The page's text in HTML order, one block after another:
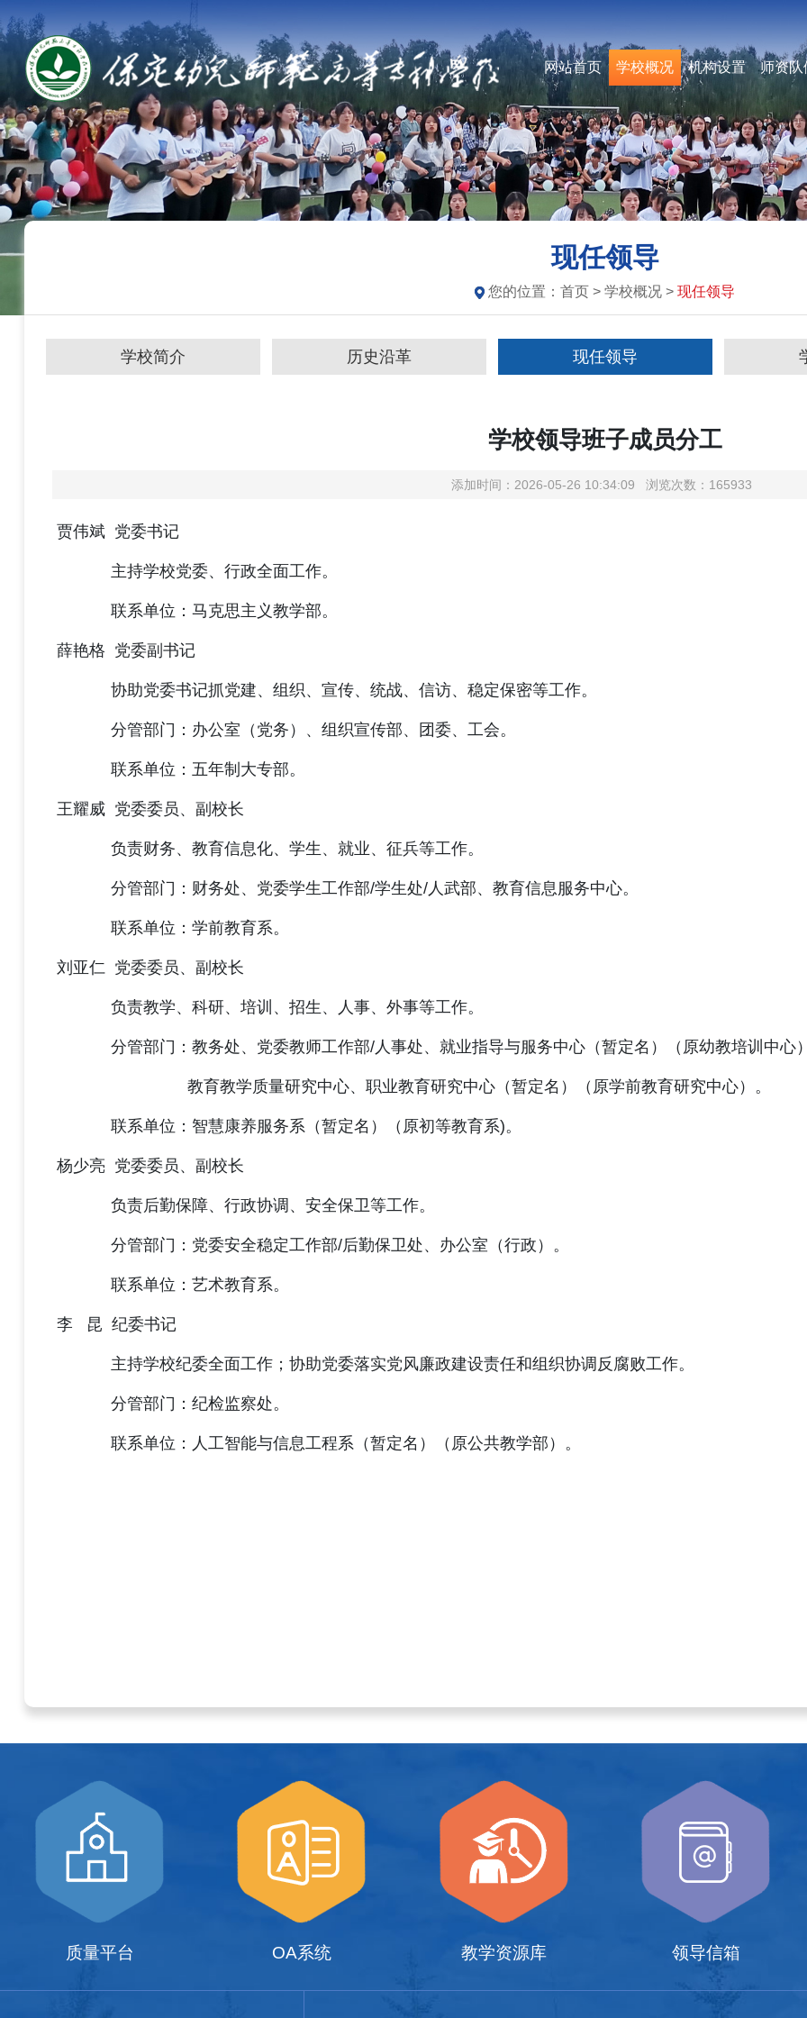
网站首页 学校概况 机构设置 师资队
现任领导
您的位置：首页 > 学校概况 >现任领导
学校简介 历史沿革 现任领导
学校领导班子成员分工
添加时间：2026-05-26 10:34:09 浏览次数：165933
贾伟斌 党委书记
主持学校党委、 行政全面工作。
联系单位： 马克思主义教学部。
薛艳格 党委副书记
协助党委书记抓党建、组织、宣传、统战、信访、稳定保密等工作。
分管部门：办公室（党务）、组织宣传部、团委、工会。
联系单位： 五年制大专部。
王耀威 党委委员、副校长
负责财务、教育信息化、学生、就业、征兵等工作。
分管部门：财务处、党委学生工作部/学生处/人武部、教育信息服务中心。
联系单位： 学前教育系。
刘亚仁 党委委员、副校长
负责教学、科研、培训、招生、人事、外事等工作。
分管部门：教务处、党委教师工作部/人事处、就业指导与服务中心（暂定名）（原幼教培训中心
教育教学质量研究中心、职业教育研究中心（暂定名）（原学前教育研究中心）。
联系单位：智慧康养服务系（暂定名）（原初等教育系)。
杨少亮 党委委员、副校长
负责后勤保障、行政协调、安全保卫等工作。
分管部门：党委安全稳定工作部/后勤保卫处、办公室（行政）。
联系单位：艺术教育系。
李 昆 纪委书记
主持学校纪委全面工作；协助党委落实党风廉政建设责任和组织协调反腐败工作。
分管部门：纪检监察处。
联系单位：人工智能与信息工程系（暂定名）（原公共教学部）。
质量平台 OA系统 教学资源库 领导信箱